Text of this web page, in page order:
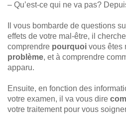
– Qu’est-ce qui ne va pas?
Il vous bombarde de questions
effets de votre mal-être, il
comprendre pourquoi vous êtes
problème, et à comprendre
apparu.
Ensuite, en fonction des
votre examen, il va vous dire
votre traitement pour vous